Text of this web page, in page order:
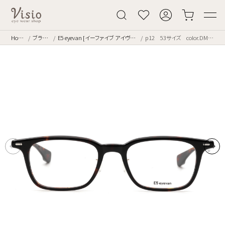
Home ブランド E5 eyevan [イーファイブ アイヴァン] p12 53サイズ color.DM/AG